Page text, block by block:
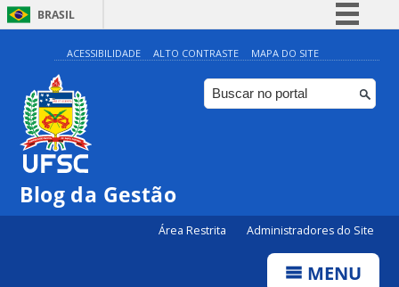
BRASIL
Simplifique!
Comunica BR
Participe
ACESSIBILIDADE ALTO CONTRASTE MAPA DO SITE
Blog da Gestão
Área Restrita Administradores do Site
MENU